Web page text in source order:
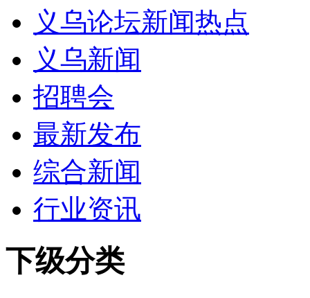
义乌论坛新闻热点
义乌新闻
招聘会
最新发布
综合新闻
行业资讯
下级分类